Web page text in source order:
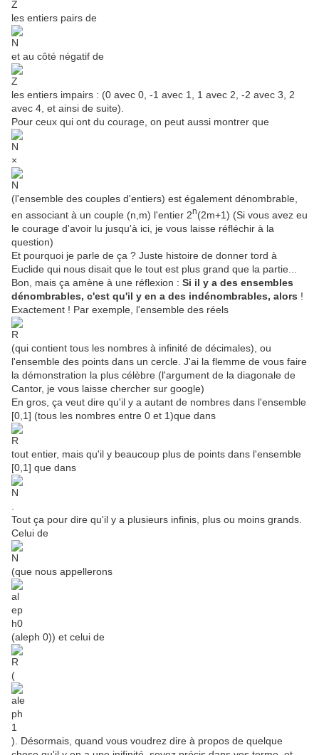
les entiers pairs de
et au côté négatif de
les entiers impairs : (0 avec 0, -1 avec 1, 1 avec 2, -2 avec 3, 2
avec 4, et ainsi de suite).
Pour ceux qui ont du courage, on peut aussi montrer que
×
(l'ensemble des couples d'entiers) est également dénombrable,
en associant à un couple (n,m) l'entier 2n(2m+1) (Si vous avez eu
le courage d'avoir lu jusqu'à ici, je vous laisse réfléchir à la
question)
Et pourquoi je parle de ça ? Juste histoire de donner tord à
Euclide qui nous disait que le tout est plus grand que la partie...
Bon, mais ça amène à une réflexion : Si il y a des ensembles
dénombrables, c'est qu'il y en a des indénombrables, alors !
Exactement ! Par exemple, l'ensemble des réels
(qui contient tous les nombres à infinité de décimales), ou
l'ensemble des points dans un cercle. J'ai la flemme de vous faire
la démonstration la plus célèbre (l'argument de la diagonale de
Cantor, je vous laisse chercher sur google)
En gros, ça veut dire qu'il y a autant de nombres dans l'ensemble
[0,1] (tous les nombres entre 0 et 1)que dans
tout entier, mais qu'il y beaucoup plus de points dans l'ensemble
[0,1] que dans
Tout ça pour dire qu'il y a plusieurs infinis, plus ou moins grands.
Celui de
(que nous appellerons
(aleph 0)) et celui de
(
). Désormais, quand vous voudrez dire à propos de quelque